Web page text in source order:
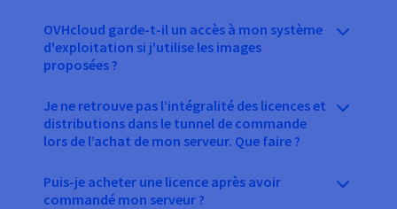
OVHcloud garde-t-il un accès à mon système
d'exploitation si j'utilise les images
proposées ?
Je ne retrouve pas l’intégralité des licences et
distributions dans le tunnel de commande
lors de l’achat de mon serveur. Que faire ?
Puis-je acheter une licence après avoir
commandé mon serveur ?